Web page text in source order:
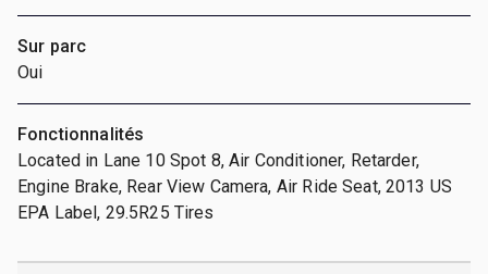
Sur parc
Oui
Fonctionnalités
Located in Lane 10 Spot 8, Air Conditioner, Retarder,
Engine Brake, Rear View Camera, Air Ride Seat, 2013 US
EPA Label, 29.5R25 Tires